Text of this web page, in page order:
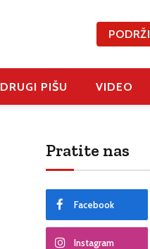
PODRŽI
DRUGI PIŠU VIDEO
Pratite nas
Facebook
Instagram